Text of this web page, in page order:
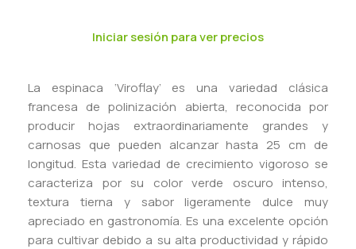
Iniciar sesión para ver precios
La espinaca ‘Viroflay’ es una variedad clásica
francesa de polinización abierta, reconocida por
producir hojas extraordinariamente grandes y
carnosas que pueden alcanzar hasta 25 cm de
longitud. Esta variedad de crecimiento vigoroso se
caracteriza por su color verde oscuro intenso,
textura tierna y sabor ligeramente dulce muy
apreciado en gastronomía. Es una excelente opción
para cultivar debido a su alta productividad y rápido